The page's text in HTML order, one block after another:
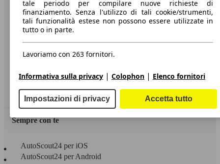
Condizioni generali
Informazioni
Privacy
Dichiarazione di Accessibilità
Servizi
Area rivenditori
Sempre con te
AutoScout24 per iOS
AutoScout24 per Android
tale periodo per compilare nuove richieste di
finanziamento. Senza l'utilizzo di tali cookie/strumenti,
tali funzionalità estese non possono essere utilizzate in
tutto o in parte.
Lavoriamo con 263 fornitori.
Informativa sulla privacy | Colophon | Elenco fornitori
Impostazioni di privacy Accetta tutto